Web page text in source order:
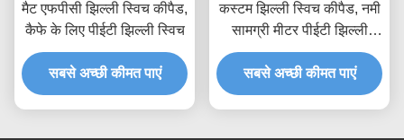
मैट एफपीसी झिल्ली स्विच कीपैड,
कैफे के लिए पीईटी झिल्ली स्विच
सबसे अच्छी कीमत पाएं
कस्टम झिल्ली स्विच कीपैड, नमी
सामग्री मीटर पीईटी झिल्ली
स्विच
सबसे अच्छी कीमत पाएं